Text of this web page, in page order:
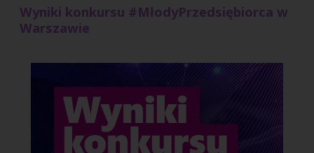
Wyniki konkursu #MłodyPrzedsiębiorca w
Warszawie